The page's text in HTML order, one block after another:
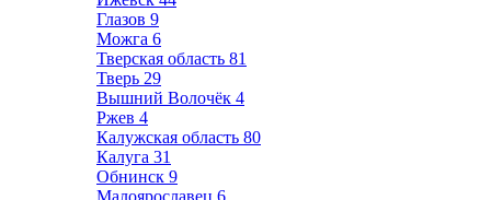
Глазов 9
Можга 6
Тверская область 81
Тверь 29
Вышний Волочёк 4
Ржев 4
Калужская область 80
Калуга 31
Обнинск 9
Малоярославец 6